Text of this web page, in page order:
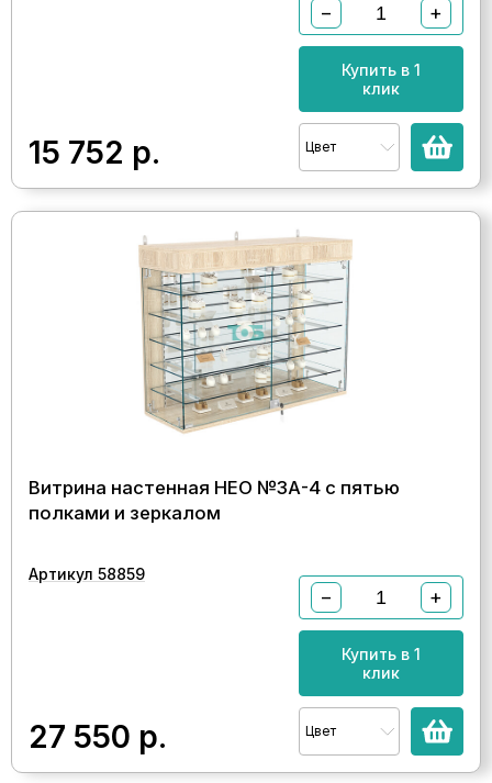
15 752 р.
− +
Купить в 1
клик
Цвет
Витрина настенная НЕО №3А-4 с пятью
полками и зеркалом
Артикул 58859
27 550 р.
− +
Купить в 1
клик
Цвет